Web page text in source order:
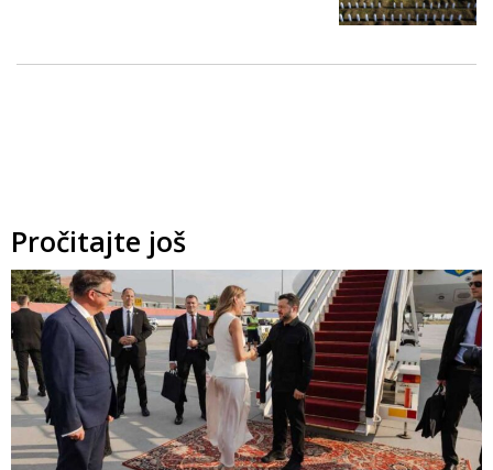
Pročitajte još